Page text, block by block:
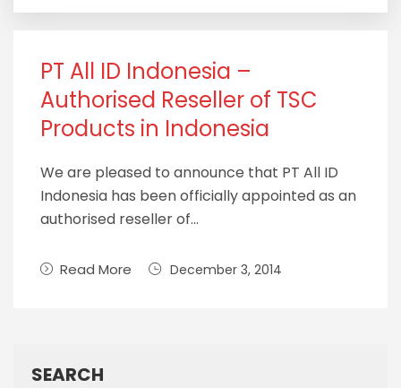
PT All ID Indonesia –
Authorised Reseller of TSC
Products in Indonesia
We are pleased to announce that PT All ID
Indonesia has been officially appointed as an
authorised reseller of…
Read More December 3, 2014
SEARCH